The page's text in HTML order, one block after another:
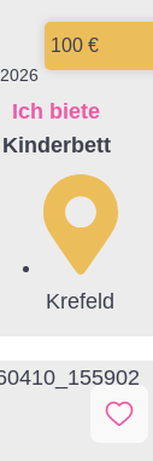
Ich biete
Kinderbett
Krefeld
100 €